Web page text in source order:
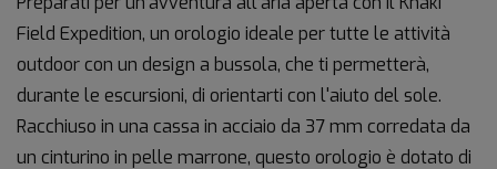
Field Expedition, un orologio ideale per tutte le attività
outdoor con un design a bussola, che ti permetterà,
durante le escursioni, di orientarti con l'aiuto del sole.
Racchiuso in una cassa in acciaio da 37 mm corredata da
un cinturino in pelle marrone, questo orologio è dotato di